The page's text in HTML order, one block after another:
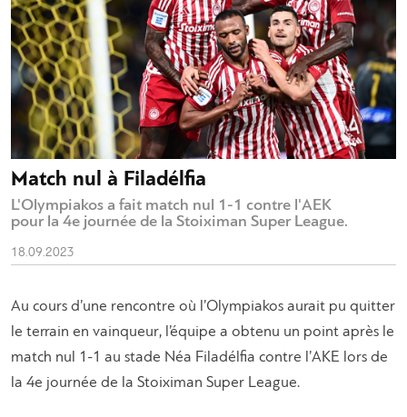
Match nul à Filadélfia
L'Olympiakos a fait match nul 1-1 contre l'AEK
pour la 4e journée de la Stoiximan Super League.
18.09.2023
Au cours d’une rencontre où l’Olympiakos aurait pu quitter
le terrain en vainqueur, l’équipe a obtenu un point après le
match nul 1-1 au stade Néa Filadélfia contre l’AKE lors de
la 4e journée de la Stoiximan Super League.